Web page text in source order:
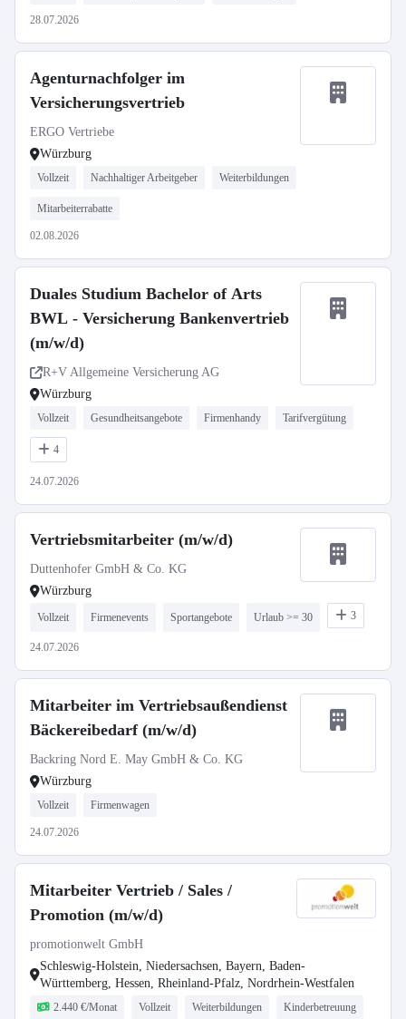
28.07.2026
Agenturnachfolger im
Versicherungsvertrieb
ERGO Vertriebe
Würzburg
Vollzeit Nachhaltiger Arbeitgeber Weiterbildungen
Mitarbeiterrabatte
02.08.2026
Duales Studium Bachelor of Arts
BWL - Versicherung Bankenvertrieb
(m/w/d)
R+V Allgemeine Versicherung AG
Würzburg
Vollzeit Gesundheitsangebote Firmenhandy Tarifvergütung
4
24.07.2026
Vertriebsmitarbeiter (m/w/d)
Duttenhofer GmbH & Co. KG
Würzburg
Vollzeit Firmenevents Sportangebote Urlaub >= 30 3
24.07.2026
Mitarbeiter im Vertriebsaußendienst
Bäckereibedarf (m/w/d)
Backring Nord E. May GmbH & Co. KG
Würzburg
Vollzeit Firmenwagen
24.07.2026
Mitarbeiter Vertrieb / Sales /
Promotion (m/w/d)
promotionwelt GmbH
Schleswig-Holstein, Niedersachsen, Bayern, Baden-
Württemberg, Hessen, Rheinland-Pfalz, Nordrhein-Westfalen
2.440 €/Monat Vollzeit Weiterbildungen Kinderbetreuung